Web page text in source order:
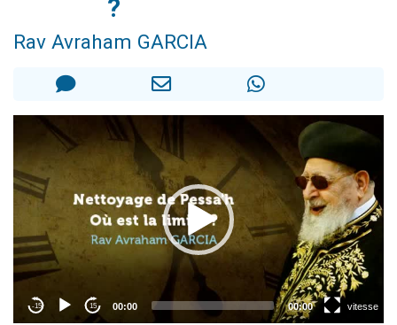
3 personnes viennent de faire un don pour Diane, 80 ans, dans un appartement insalubre
5 personnes viennent de faire un don pour Reloger Rivka, 6 enfants, victime de violences...
?
Rav Avraham GARCIA